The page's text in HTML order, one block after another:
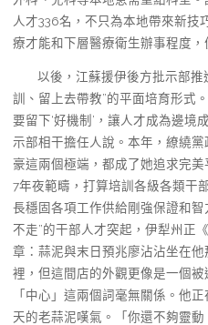
人才336名，不只為本地帶來新技
療才能和下層醫療衛生辦事程度，
以後，江蘇援伊後方批示部推
訓、留上去帶教”的平面培育形式
要留下‘好機制’，讓人才成為邊境
示部相干擔任人說。本年，繚繞
豪這兩個極端，都成了她追求完
7年夜範疇，打算培訓各級各類干
長穩固各項工作供給剛強保證和智
不走”的干部人才突起，伊犁州正
章：蒜泥與末日預兆廖沾沾坐在
裡，但這間店的外觀更像是一個
「中心」這兩個詞毫無關係。他
天的老蒜泥嘆氣。「你還不夠靈